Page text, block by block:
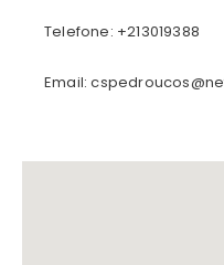
Telefone: +213019388
Email: